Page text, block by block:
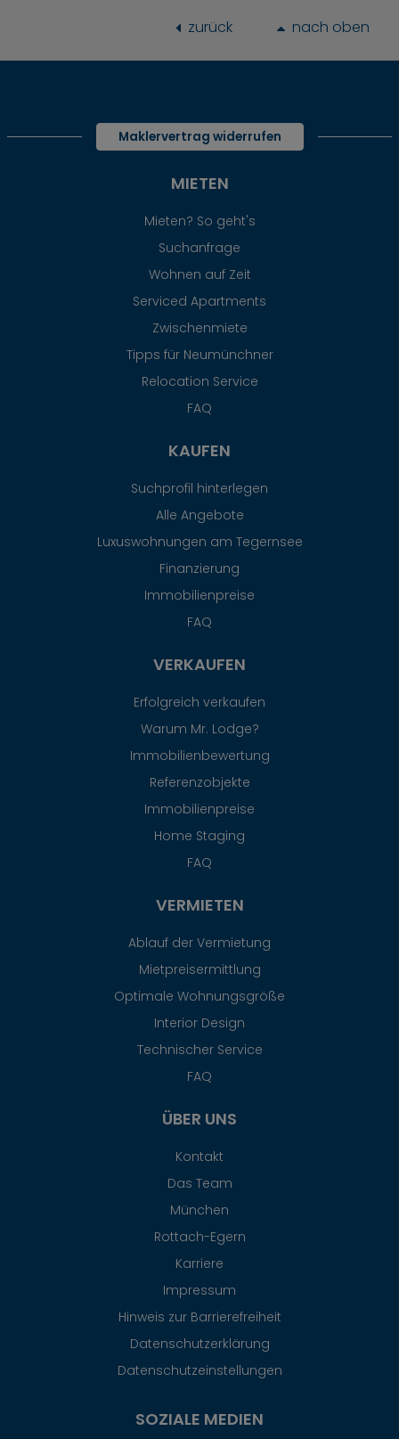
zurück nach oben
Maklervertrag widerrufen
MIETEN
Mieten? So geht's
Suchanfrage
Wohnen auf Zeit
Serviced Apartments
Zwischenmiete
Tipps für Neumünchner
Relocation Service
FAQ
KAUFEN
Suchprofil hinterlegen
Alle Angebote
Luxuswohnungen am Tegernsee
Finanzierung
Immobilienpreise
FAQ
VERKAUFEN
Erfolgreich verkaufen
Warum Mr. Lodge?
Immobilienbewertung
Referenzobjekte
Immobilienpreise
Home Staging
FAQ
VERMIETEN
Ablauf der Vermietung
Mietpreisermittlung
Optimale Wohnungsgröße
Interior Design
Technischer Service
FAQ
ÜBER UNS
Kontakt
Das Team
München
Rottach-Egern
Karriere
Impressum
Hinweis zur Barrierefreiheit
Datenschutzerklärung
Datenschutzeinstellungen
SOZIALE MEDIEN